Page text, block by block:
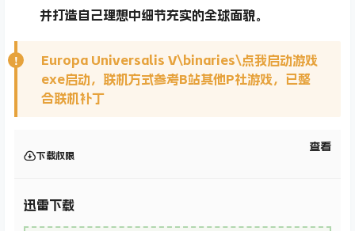
并打造自己理想中细节充实的全球面貌。
Europa Universalis V\binaries\点我启动游戏
exe启动，联机方式参考B站其他P社游戏，已整
合联机补丁
下载权限
查看
迅雷下载